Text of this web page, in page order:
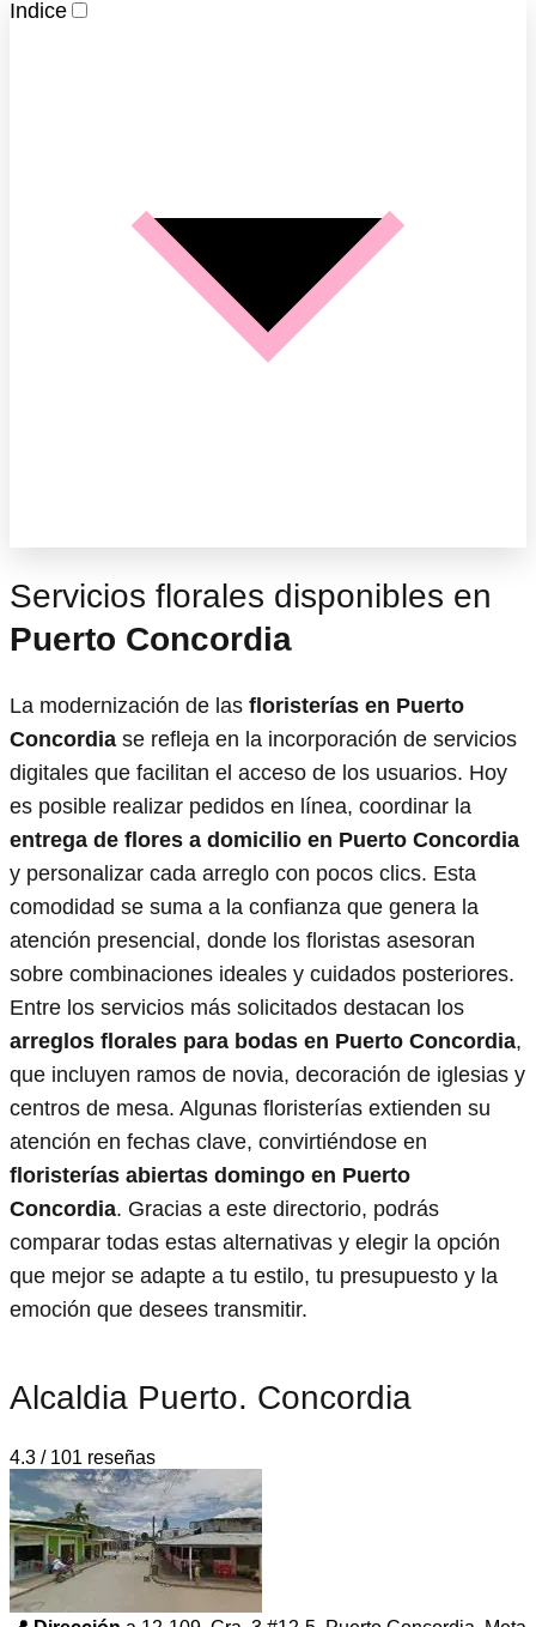
Indice
Servicios florales disponibles en
Puerto Concordia
La modernización de las floristerías en Puerto
Concordia se refleja en la incorporación de servicios
digitales que facilitan el acceso de los usuarios. Hoy
es posible realizar pedidos en línea, coordinar la
entrega de flores a domicilio en Puerto Concordia
y personalizar cada arreglo con pocos clics. Esta
comodidad se suma a la confianza que genera la
atención presencial, donde los floristas asesoran
sobre combinaciones ideales y cuidados posteriores.
Entre los servicios más solicitados destacan los
arreglos florales para bodas en Puerto Concordia,
que incluyen ramos de novia, decoración de iglesias y
centros de mesa. Algunas floristerías extienden su
atención en fechas clave, convirtiéndose en
floristerías abiertas domingo en Puerto
Concordia. Gracias a este directorio, podrás
comparar todas estas alternativas y elegir la opción
que mejor se adapte a tu estilo, tu presupuesto y la
emoción que desees transmitir.
Alcaldia Puerto. Concordia
4.3 / 101 reseñas